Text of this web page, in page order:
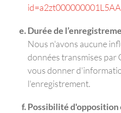
Durée de
Nous n'avons aucune
données transmises par
vous donner
l'enregistrement.
Possibilité